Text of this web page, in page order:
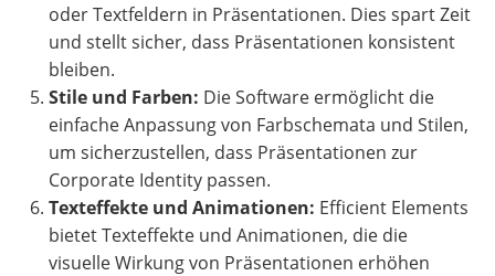
oder Textfeldern in Präsentationen. Dies spart Zeit
und stellt sicher, dass Präsentationen konsistent
bleiben.
Stile und Farben: Die Software ermöglicht die
einfache Anpassung von Farbschemata und Stilen,
um sicherzustellen, dass Präsentationen zur
Corporate Identity passen.
Texteffekte und Animationen: Efficient Elements
bietet Texteffekte und Animationen, die die
visuelle Wirkung von Präsentationen erhöhen